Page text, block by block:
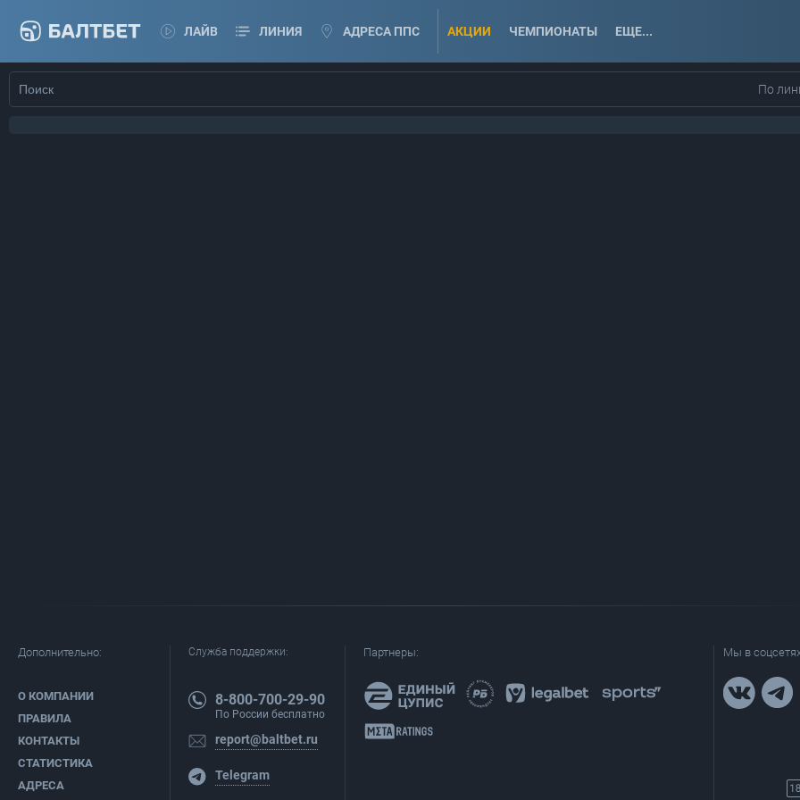
ЛАЙВ ЛИНИЯ АДРЕСА ППС АКЦИИ ЧЕМПИОНАТЫ ЕЩЕ...
По
Дополнительно:
О КОМПАНИИ
ПРАВИЛА
КОНТАКТЫ
СТАТИСТИКА
АДРЕСА
Служба поддержки:
8-800-700-29-90
По России бесплатно
report@baltbet.ru
Telegram
Партнеры: Мы в